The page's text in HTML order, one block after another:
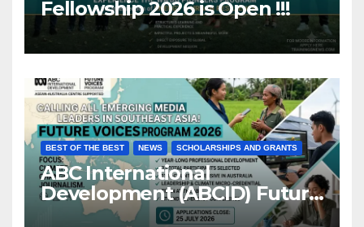
Fellowship 2026 is Open !!!
BEST OF THE BEST NEWS SCHOLARSHIPS AND GRANTS
ABC International
Development (ABCID) Future
Voices Program 2026